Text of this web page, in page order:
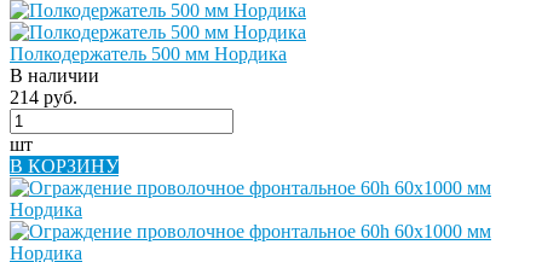
Полкодержатель 500 мм Нордика
В наличии
214 руб.
шт
В КОРЗИНУ